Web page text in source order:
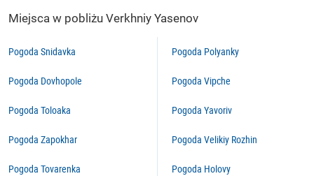
Miejsca w pobliżu Verkhniy Yasenov
Pogoda Snidavka
Pogoda Dovhopole
Pogoda Toloaka
Pogoda Zapokhar
Pogoda Tovarenka
Pogoda Polyanky
Pogoda Vipche
Pogoda Yavoriv
Pogoda Velikiy Rozhin
Pogoda Holovy